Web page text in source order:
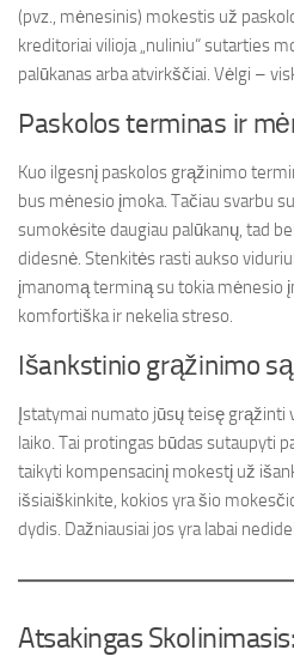
(pvz., mėnesinis) mokestis už
kreditoriai vilioja „nuliniu“ sutarties
palūkanas arba atvirkščiai. Vėlgi –
Paskolos terminas ir
Kuo ilgesnį paskolos grąžinimo
bus mėnesio įmoka. Tačiau svarbu
sumokėsite daugiau palūkanų, tad
didesnė. Stenkitės rasti aukso
įmanomą terminą su tokia mėnesio
komfortiška ir nekelia streso.
Išankstinio grąžinimo
Įstatymai numato jūsų teisę grąžinti
laiko. Tai protingas būdas sutaupyti
taikyti kompensacinį mokestį už
išsiaiškinkite, kokios yra šio
dydis. Dažniausiai jos yra labai
Atsakingas